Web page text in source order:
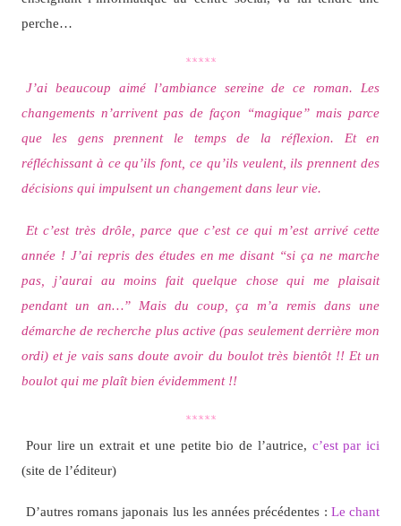
perche…
*****
J’ai beaucoup aimé l’ambiance sereine de ce roman. Les
changements n’arrivent pas de façon “magique” mais parce
que les gens prennent le temps de la réflexion. Et en
réfléchissant à ce qu’ils font, ce qu’ils veulent, ils prennent des
décisions qui impulsent un changement dans leur vie.
Et c’est très drôle, parce que c’est ce qui m’est arrivé cette
année ! J’ai repris des études en me disant “si ça ne marche
pas, j’aurai au moins fait quelque chose qui me plaisait
pendant un an…” Mais du coup, ça m’a remis dans une
démarche de recherche plus active (pas seulement derrière mon
ordi) et je vais sans doute avoir du boulot très bientôt !! Et un
boulot qui me plaît bien évidemment !!
*****
Pour lire un extrait et une petite bio de l’autrice, c’est par ici
(site de l’éditeur)
D’autres romans japonais lus les années précédentes : Le chant